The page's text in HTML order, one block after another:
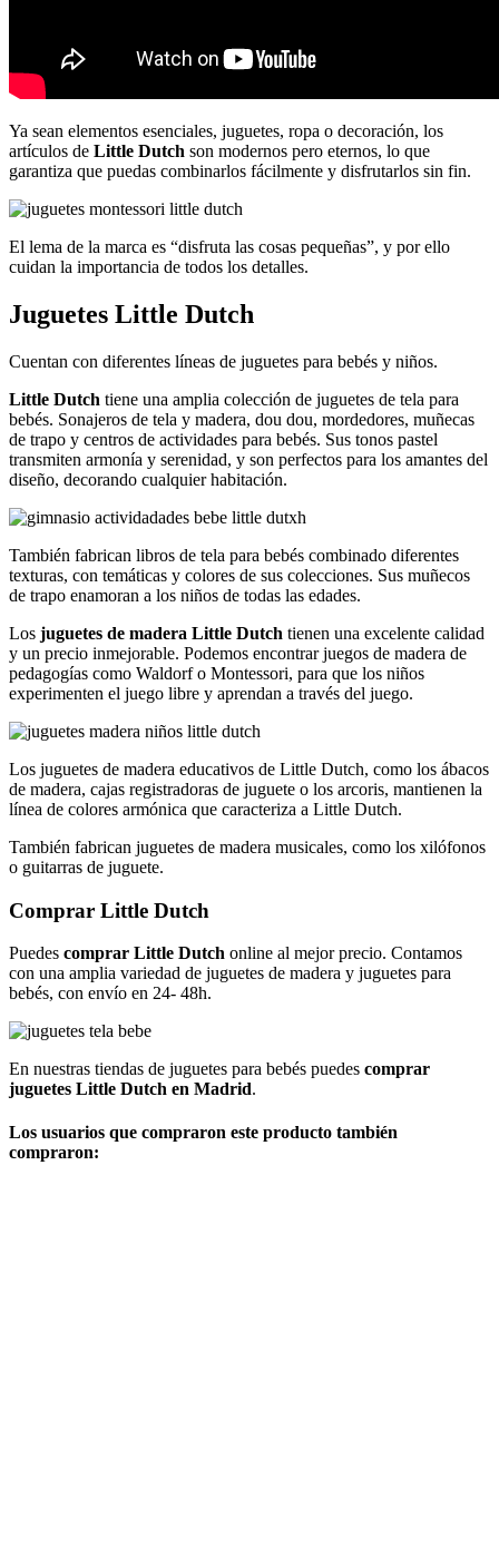
Ya sean elementos esenciales, juguetes, ropa o decoración, los
artículos de Little Dutch son modernos pero eternos, lo que
garantiza que puedas combinarlos fácilmente y disfrutarlos sin fin.
El lema de la marca es “disfruta las cosas pequeñas”, y por ello
cuidan la importancia de todos los detalles.
Juguetes Little Dutch
Cuentan con diferentes líneas de juguetes para bebés y niños.
Little Dutch tiene una amplia colección de juguetes de tela para
bebés. Sonajeros de tela y madera, dou dou, mordedores, muñecas
de trapo y centros de actividades para bebés. Sus tonos pastel
transmiten armonía y serenidad, y son perfectos para los amantes del
diseño, decorando cualquier habitación.
También fabrican libros de tela para bebés combinado diferentes
texturas, con temáticas y colores de sus colecciones. Sus muñecos
de trapo enamoran a los niños de todas las edades.
Los juguetes de madera Little Dutch tienen una excelente calidad
y un precio inmejorable. Podemos encontrar juegos de madera de
pedagogías como Waldorf o Montessori, para que los niños
experimenten el juego libre y aprendan a través del juego.
Los juguetes de madera educativos de Little Dutch, como los ábacos
de madera, cajas registradoras de juguete o los arcoris, mantienen la
línea de colores armónica que caracteriza a Little Dutch.
También fabrican juguetes de madera musicales, como los xilófonos
o guitarras de juguete.
Comprar Little Dutch
Puedes comprar Little Dutch online al mejor precio. Contamos
con una amplia variedad de juguetes de madera y juguetes para
bebés, con envío en 24- 48h.
En nuestras tiendas de juguetes para bebés puedes comprar
juguetes Little Dutch en Madrid.
Los usuarios que compraron este producto también
compraron: